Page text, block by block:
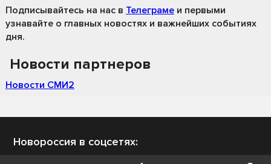
Подписывайтесь на нас в Телеграме и первыми
узнавайте о главных новостях и важнейших событиях
дня.
Новости партнеров
Новости СМИ2
Новороссия в соцсетях: